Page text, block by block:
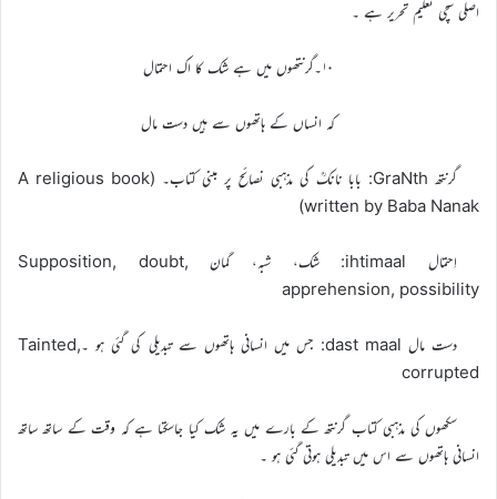
اصلی سچی تعلیم تحریر ہے ۔
۱۰۔گرنتھوں میں ہے شک کا اک احتمال
کہ انساں کے ہاتھوں سے ہیں دست مال
گرنتھ GraNth: بابا نانکؒ کی مذہبی نصائح پر مبنی کتاب۔ (A religious book
written by Baba Nanak)
اِحتمال ihtimaal: شک، شبہ، گمان Supposition, doubt,
apprehension, possibility
دست مال dast maal: جس میں انسانی ہاتھوں سے تبدیلی کی گئی ہو ۔Tainted,
corrupted
سکھوں کی مذہبی کتاب گرنتھ کے بارے میں یہ شک کیا جاسکتا ہے کہ وقت کے ساتھ ساتھ
انسانی ہاتھوں سے اس میں تبدیلی ہوتی گئی ہو ۔